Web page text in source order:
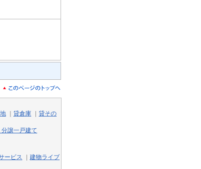
貸倉庫
貸その
譲一戸建て
ービス
建物ライブ